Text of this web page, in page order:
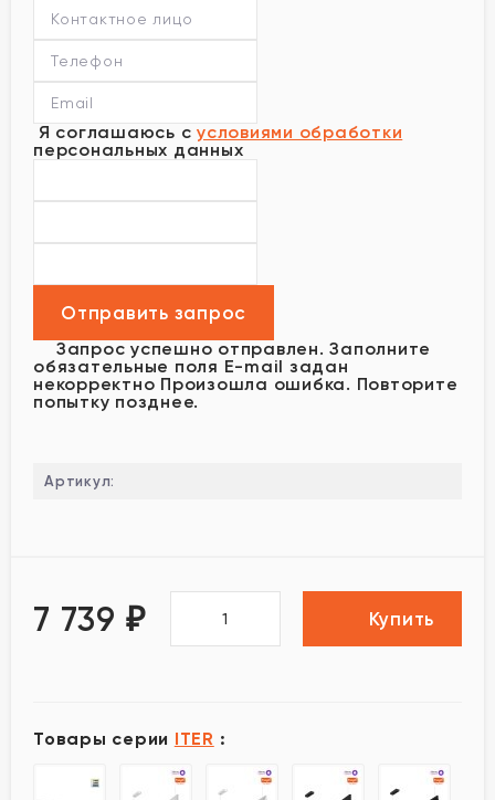
Я соглашаюсь с условиями обработки
персональных данных
Запрос успешно отправлен. Заполните
обязательные поля E-mail задан
некорректно Произошла ошибка. Повторите
попытку позднее.
Артикул:
7 739 ₽ Купить
Товары серии ITER :